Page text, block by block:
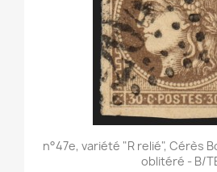
n°47e, variété "R relié", Cérès
oblitéré - B/